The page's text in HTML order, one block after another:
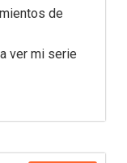
de
ver mi serie